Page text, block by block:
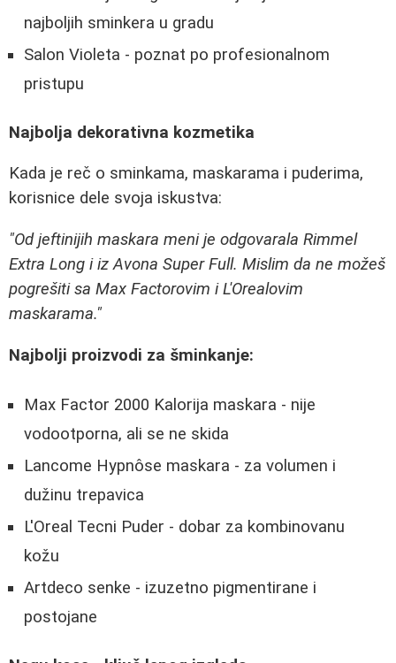
najboljih sminkera u gradu
Salon Violeta - poznat po profesionalnom
pristupu
Najbolja dekorativna kozmetika
Kada je reč o sminkama, maskarama i puderima,
korisnice dele svoja iskustva:
"Od jeftinijih maskara meni je odgovarala Rimmel
Extra Long i iz Avona Super Full. Mislim da ne možeš
pogrešiti sa Max Factorovim i L'Orealovim
maskarama."
Najbolji proizvodi za šminkanje:
Max Factor 2000 Kalorija maskara - nije
vodootporna, ali se ne skida
Lancome Hypnôse maskara - za volumen i
dužinu trepavica
L'Oreal Tecni Puder - dobar za kombinovanu
kožu
Artdeco senke - izuzetno pigmentirane i
postojane